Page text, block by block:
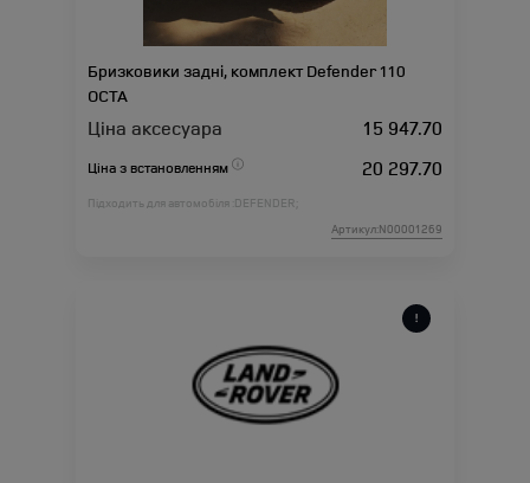
Бризковики задні, комплект Defender 110
OCTA
Ціна аксесуара 15 947.70
Ціна з встановленням 20 297.70
Підходить для автомобіля : DEFENDER;
Артикул:N00001269